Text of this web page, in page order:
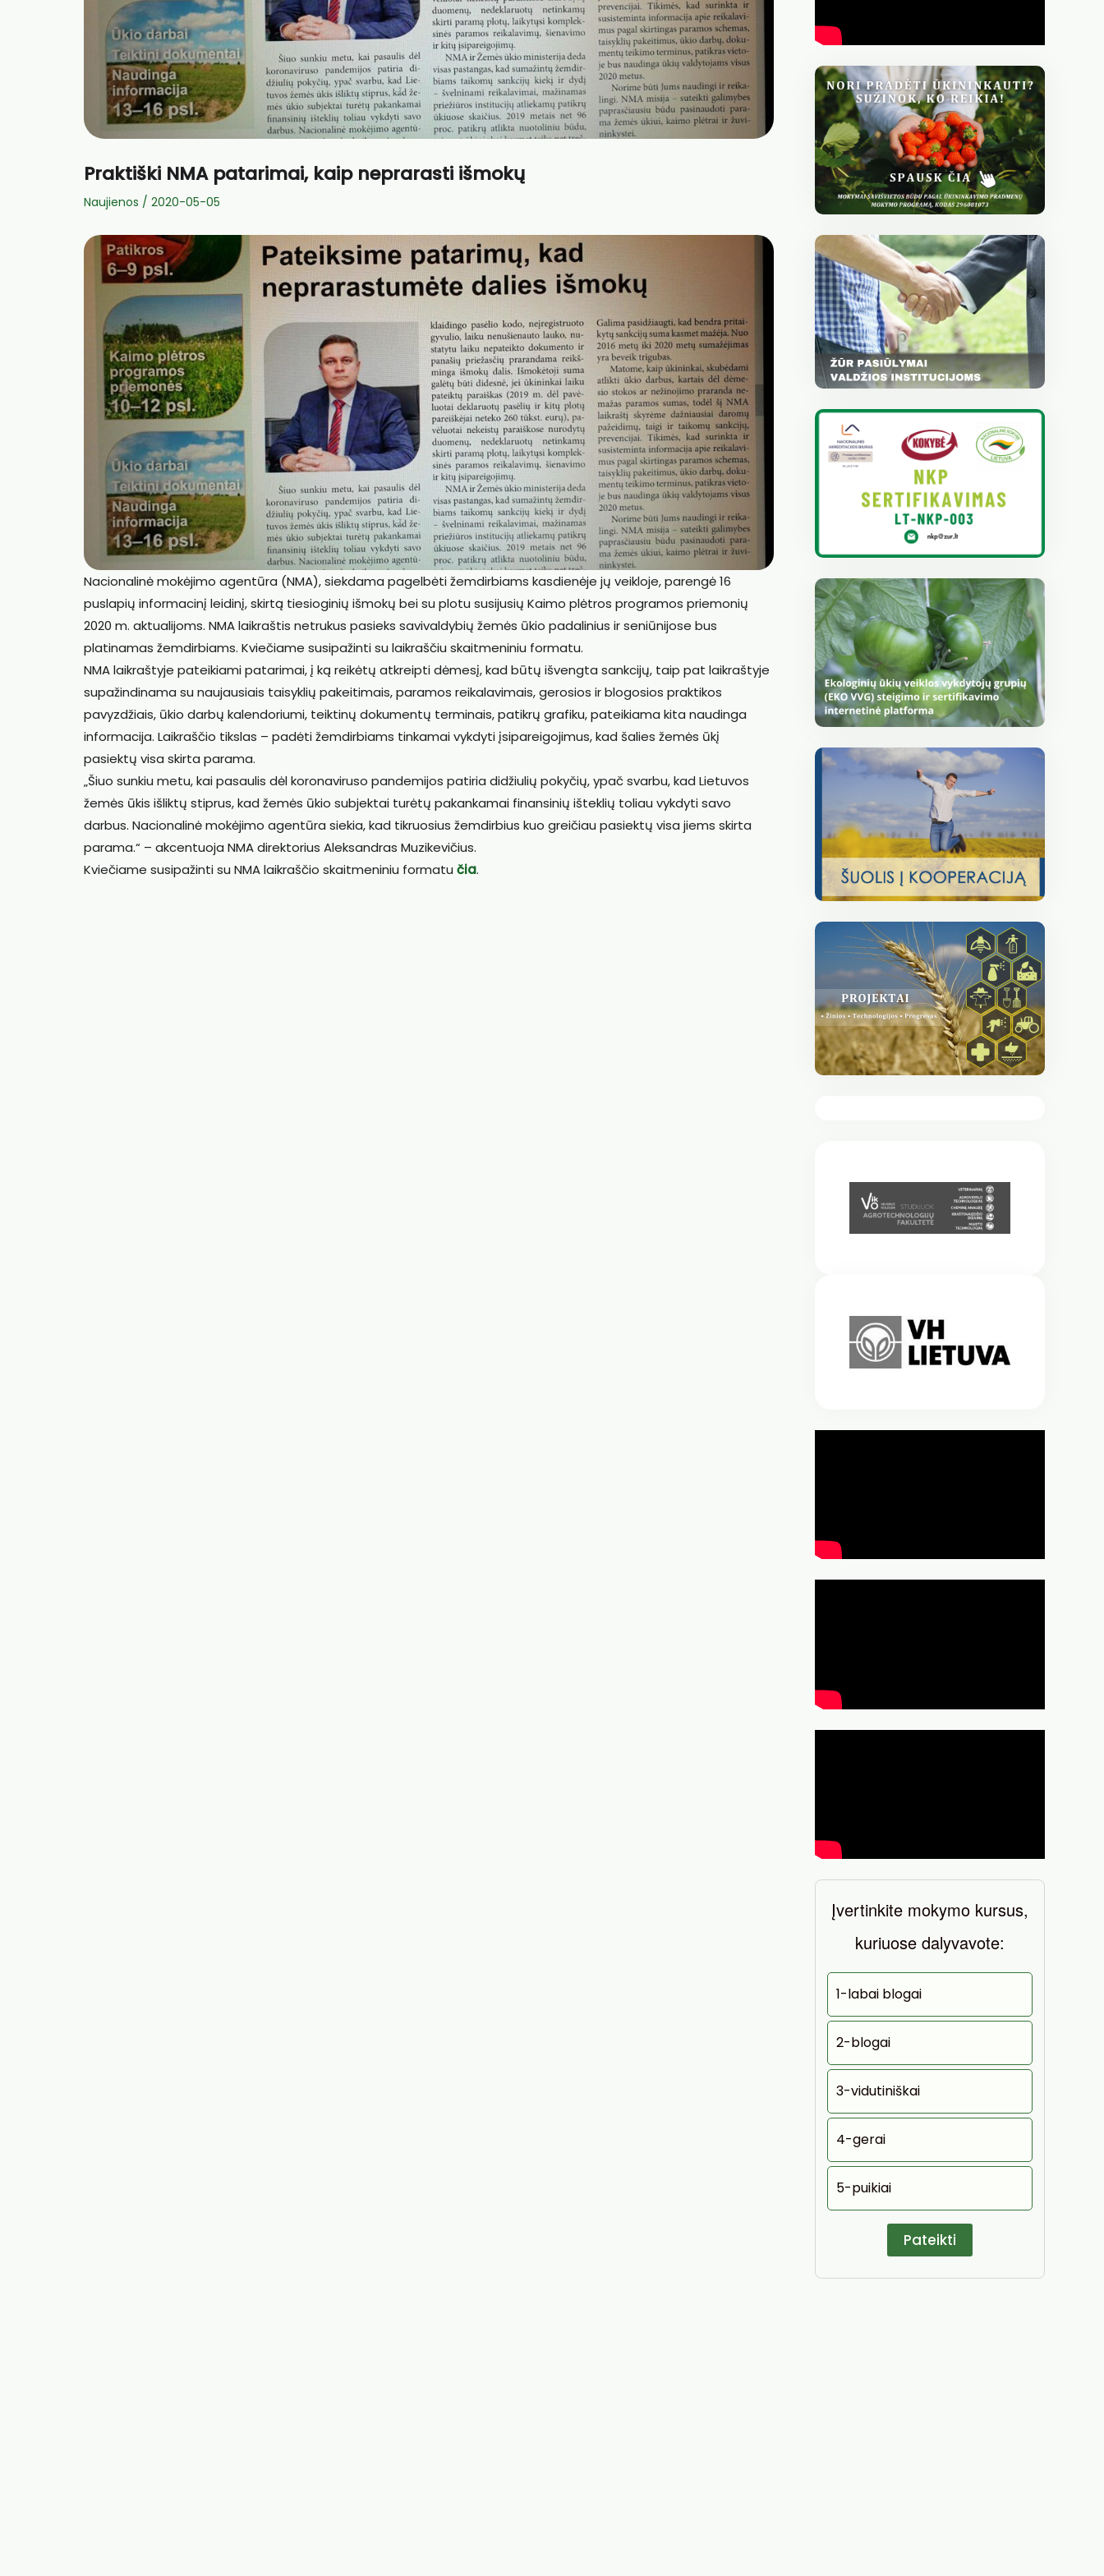
Praktiški NMA patarimai, kaip neprarasti išmokų
Naujienos / 2020-05-05
Nacionalinė mokėjimo agentūra (NMA), siekdama pagelbėti žemdirbiams kasdienėje jų veikloje, parengė 16
puslapių informacinį leidinį, skirtą tiesioginių išmokų bei su plotu susijusių Kaimo plėtros programos priemonių
2020 m. aktualijoms. NMA laikraštis netrukus pasieks savivaldybių žemės ūkio padalinius ir seniūnijose bus
platinamas žemdirbiams. Kviečiame susipažinti su laikraščiu skaitmeniniu formatu.
NMA laikraštyje pateikiami patarimai, į ką reikėtų atkreipti dėmesį, kad būtų išvengta sankcijų, taip pat laikraštyje
supažindinama su naujausiais taisyklių pakeitimais, paramos reikalavimais, gerosios ir blogosios praktikos
pavyzdžiais, ūkio darbų kalendoriumi, teiktinų dokumentų terminais, patikrų grafiku, pateikiama kita naudinga
informacija. Laikraščio tikslas – padėti žemdirbiams tinkamai vykdyti įsipareigojimus, kad šalies žemės ūkį
pasiektų visa skirta parama.
„Šiuo sunkiu metu, kai pasaulis dėl koronaviruso pandemijos patiria didžiulių pokyčių, ypač svarbu, kad Lietuvos
žemės ūkis išliktų stiprus, kad žemės ūkio subjektai turėtų pakankamai finansinių išteklių toliau vykdyti savo
darbus. Nacionalinė mokėjimo agentūra siekia, kad tikruosius žemdirbius kuo greičiau pasiektų visa jiems skirta
parama.“ – akcentuoja NMA direktorius Aleksandras Muzikevičius.
Kviečiame susipažinti su NMA laikraščio skaitmeniniu formatu čia.
Įvertinkite mokymo kursus,
kuriuose dalyvavote:
1-labai blogai
2-blogai
3-vidutiniškai
4-gerai
5-puikiai